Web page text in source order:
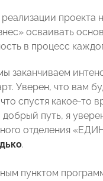
проекта
осваивать
в процесс
заканчиваем
Уверен, что вам
спустя какое-то
путь, я
отделения
.
пунктом